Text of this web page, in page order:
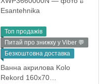
Топ продажів
Питай про знижку у Viber 💬
Безкоштовна доставка
Ванна акрилова Kolo
Rekord 160х70